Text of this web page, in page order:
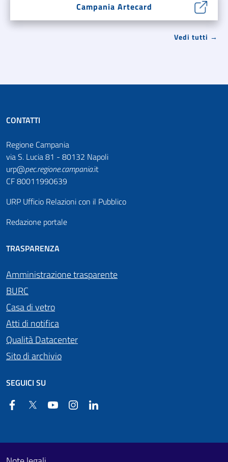
Campania Artecard
Vedi tutti →
CONTATTI
Regione Campania
via S. Lucia 81 - 80132 Napoli
urp@pec.regione.campania.it
CF 80011990639
URP Ufficio Relazioni con il Pubblico
Redazione portale
TRASPARENZA
Amministrazione trasparente
BURC
Casa di vetro
Atti di notifica
Qualità Datacenter
Sito di archivio
SEGUICI SU
FacebookTwitter YouTube Instagram
Footer First
Useful links section